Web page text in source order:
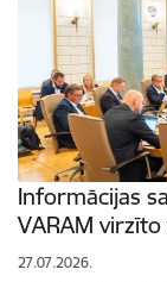
Informācijas
VARAM
27.07.2026.